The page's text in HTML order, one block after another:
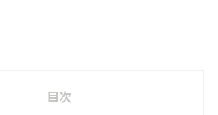
目次